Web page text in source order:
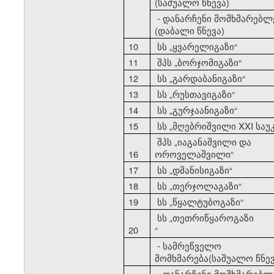
- დანარჩენი
(დაბალი წნევა)
10
სს„ყვარელიგაზი“
11
შპს„ბორჯომიგაზი“
12
სს„გარდაბანიგაზი“
13
სს„რუსთავიგაზი“
14
სს„გურჯაანიგაზი“
15
სს„მღებრიშვილი XXI
16
შპს„იაგანაშვილი და
ოროველაშვილი“
17
სს„დმანისიგაზი“
18
სს„თერჯოლაგაზი“
19
სს„წყალტუბოგაზი“
20
სს„თეთრიწყაროგაზი
“
- სამრეწველო
მომხმარება(საშუალო